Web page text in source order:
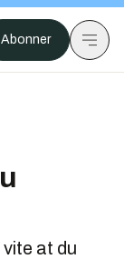
Abonner
at du